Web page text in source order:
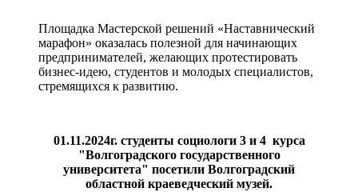
Площадка Мастерской решений «Наставнический
марафон» оказалась полезной для начинающих
предпринимателей, желающих протестировать
бизнес-идею, студентов и молодых специалистов,
стремящихся к развитию.
01.11.2024г. студенты социологи 3 и 4 курса
"Волгоградского государственного
университета" посетили Волгоградский
областной краеведческий музей.